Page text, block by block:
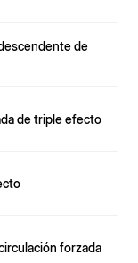
de
de triple efecto
forzada